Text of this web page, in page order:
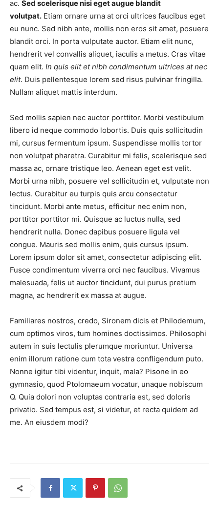
ac. Sed scelerisque nisi eget augue blandit
volutpat. Etiam ornare urna at orci ultrices faucibus eget
eu nunc. Sed nibh ante, mollis non eros sit amet, posuere
blandit orci. In porta vulputate auctor. Etiam elit nunc,
hendrerit vel convallis aliquet, iaculis a metus. Cras vitae
quam elit. In quis elit et nibh condimentum ultrices at nec
elit. Duis pellentesque lorem sed risus pulvinar fringilla.
Nullam aliquet mattis interdum.
Sed mollis sapien nec auctor porttitor. Morbi vestibulum
libero id neque commodo lobortis. Duis quis sollicitudin
mi, cursus fermentum ipsum. Suspendisse mollis tortor
non volutpat pharetra. Curabitur mi felis, scelerisque sed
massa ac, ornare tristique leo. Aenean eget est velit.
Morbi urna nibh, posuere vel sollicitudin et, vulputate non
lectus. Curabitur eu turpis quis arcu consectetur
tincidunt. Morbi ante metus, efficitur nec enim non,
porttitor porttitor mi. Quisque ac luctus nulla, sed
hendrerit nulla. Donec dapibus posuere ligula vel
congue. Mauris sed mollis enim, quis cursus ipsum.
Lorem ipsum dolor sit amet, consectetur adipiscing elit.
Fusce condimentum viverra orci nec faucibus. Vivamus
malesuada, felis ut auctor tincidunt, dui purus pretium
magna, ac hendrerit ex massa at augue.
Familiares nostros, credo, Sironem dicis et Philodemum,
cum optimos viros, tum homines doctissimos. Philosophi
autem in suis lectulis plerumque moriuntur. Universa
enim illorum ratione cum tota vestra confligendum puto.
Nonne igitur tibi videntur, inquit, mala? Pisone in eo
gymnasio, quod Ptolomaeum vocatur, unaque nobiscum
Q. Quia dolori non voluptas contraria est, sed doloris
privatio. Sed tempus est, si videtur, et recta quidem ad
me. An eiusdem modi?